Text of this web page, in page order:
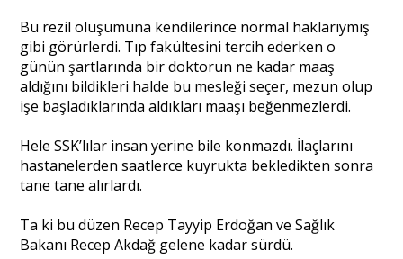
Bu rezil oluşumuna kendilerince normal haklarıymış
gibi görürlerdi. Tıp fakültesini tercih ederken o
günün şartlarında bir doktorun ne kadar maaş
aldığını bildikleri halde bu mesleği seçer, mezun olup
işe başladıklarında aldıkları maaşı beğenmezlerdi.
Hele SSK’lılar insan yerine bile konmazdı. İlaçlarını
hastanelerden saatlerce kuyrukta bekledikten sonra
tane tane alırlardı.
Ta ki bu düzen Recep Tayyip Erdoğan ve Sağlık
Bakanı Recep Akdağ gelene kadar sürdü.